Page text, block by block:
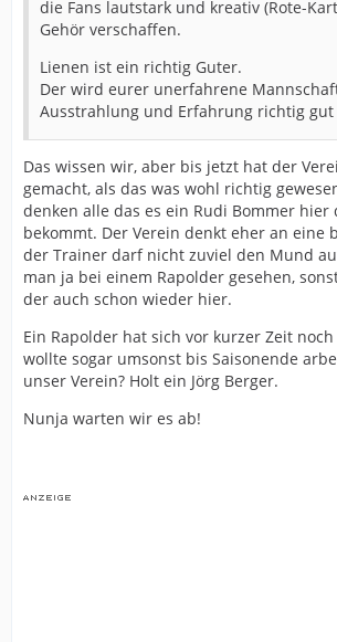
die Fans lautstark und kreativ (Rote-
Gehör verschaffen.
Lienen ist ein richtig Guter.
Der wird eurer unerfahrene
Ausstrahlung und Erfahrung richtig
Das wissen wir, aber bis jetzt hat der
gemacht, als das was wohl richtig
denken alle das es ein Rudi Bommer hier
bekommt. Der Verein denkt eher an eine
der Trainer darf nicht zuviel den Mund
man ja bei einem Rapolder gesehen,
der auch schon wieder hier.
Ein Rapolder hat sich vor kurzer Zeit
wollte sogar umsonst bis Saisonende
unser Verein? Holt ein Jörg Berger.
Nunja warten wir es ab!